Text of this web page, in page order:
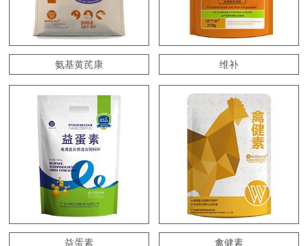
氨基黄芪康 维补
益蛋素 禽健素